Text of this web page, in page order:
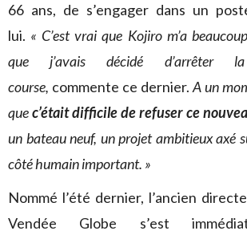
66 ans, de s’engager dans un
lui. « C’est vrai que Kojiro m’a
que j’avais décidé d’arrêter
course, commente ce dernier. A un
quec’était difficile de refuser ce
un bateau neuf, un projet ambitieux axé
côté humain important. »
Nommé l’été dernier, l’ancien
Vendée Globe s’est